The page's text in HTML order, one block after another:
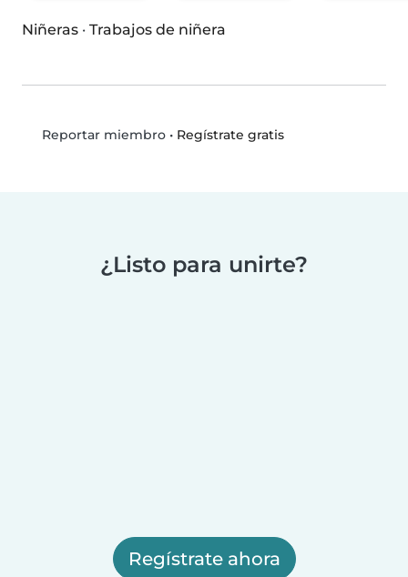
Niñeras · Trabajos de niñera
Reportar miembro• Regístrate gratis
¿Listo para unirte?
Regístrate ahora